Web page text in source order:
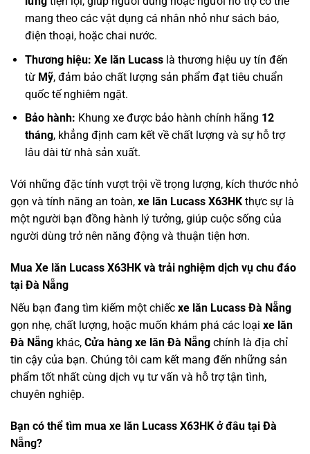
mang theo các vật dụng cá nhân nhỏ như sách báo,
điện thoại, hoặc chai nước.
Thương hiệu: Xe lăn Lucasslà thương hiệu uy tín đến
từ Mỹ, đảm bảo chất lượng sản phẩm đạt tiêu chuẩn
quốc tế nghiêm ngặt.
Bảo hành: Khung xe được bảo hành chính hãng 12
tháng, khẳng định cam kết về chất lượng và sự hỗ trợ
lâu dài từ nhà sản xuất.
Với những đặc tính vượt trội về trọng lượng, kích thước nhỏ
gọn và tính năng an toàn, xe lăn Lucass X63HK thực sự là
một người bạn đồng hành lý tưởng, giúp cuộc sống của
người dùng trở nên năng động và thuận tiện hơn.
Mua Xe lăn Lucass X63HK và trải nghiệm dịch vụ chu đáo
tại Đà Nẵng
Nếu bạn đang tìm kiếm một chiếc xe lăn Lucass Đà Nẵng
gọn nhẹ, chất lượng, hoặc muốn khám phá các loại xe lăn
Đà Nẵng khác, Cửa hàng xe lăn Đà Nẵng chính là địa chỉ
tin cậy của bạn. Chúng tôi cam kết mang đến những sản
phẩm tốt nhất cùng dịch vụ tư vấn và hỗ trợ tận tình,
chuyên nghiệp.
Bạn có thể tìm mua xe lăn Lucass X63HK ở đâu tại Đà
Nẵng?